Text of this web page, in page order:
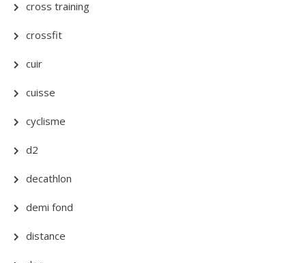
cross training
crossfit
cuir
cuisse
cyclisme
d2
decathlon
demi fond
distance